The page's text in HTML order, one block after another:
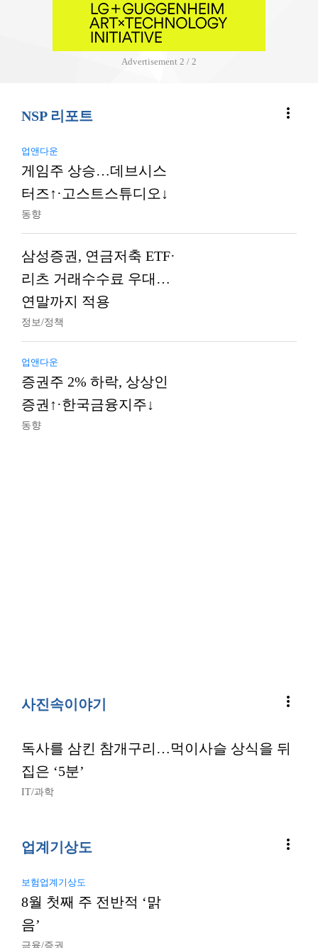
Advertisement 1 / 2
NSP 리포트 more_vert
업앤다운
게임주 상승…데브시스
터즈↑·고스트스튜디오↓
동향
삼성증권, 연금저축 ETF·
리츠 거래수수료 우대…
연말까지 적용
정보/정책
업앤다운
증권주 2% 하락, 상상인
증권↑·한국금융지주↓
동향
사진속이야기 more_vert
독사를 삼킨 참개구리…먹이사슬 상식을 뒤
집은 ‘5분’
IT/과학
업계기상도 more_vert
보험업계기상도
8월 첫째 주 전반적 ‘맑
음’
금융/증권